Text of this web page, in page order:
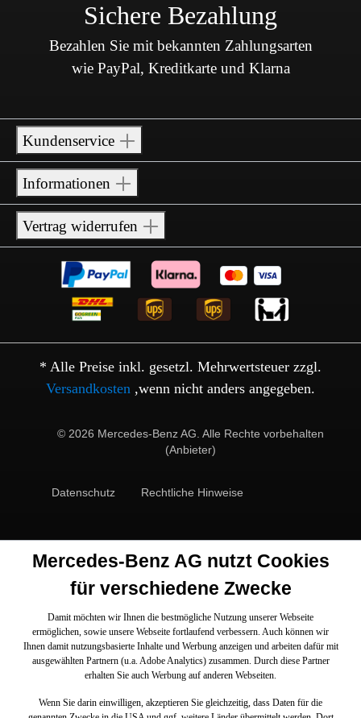
Sichere Bezahlung
Bezahlen Sie mit bekannten Zahlungsarten
wie PayPal, Kreditkarte und Klarna
Kundenservice
Informationen
Vertrag widerrufen
* Alle Preise inkl. gesetzl. Mehrwertsteuer zzgl.
Versandkosten ,wenn nicht anders angegeben.
© 2026 Mercedes-Benz AG. Alle Rechte vorbehalten
(Anbieter)
Datenschutz Rechtliche Hinweise
Mercedes-Benz AG nutzt Cookies
für verschiedene Zwecke
Damit möchten wir Ihnen die bestmögliche Nutzung unserer Webseite
ermöglichen, sowie unsere Webseite fortlaufend verbessern. Auch können wir
Ihnen damit nutzungsbasierte Inhalte und Werbung anzeigen und arbeiten dafür mit
ausgewählten Partnern (u.a. Adobe Analytics) zusammen. Durch diese Partner
erhalten Sie auch Werbung auf anderen Webseiten.
Wenn Sie darin einwilligen, akzeptieren Sie gleichzeitig, dass Daten für die